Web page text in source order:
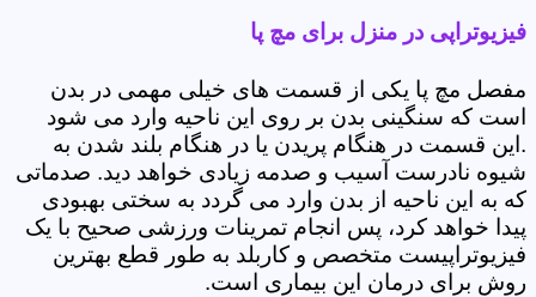
فیزیوتراپی در منزل برای مچ پا
مفصل مچ پا یکی از قسمت های خیلی مهمی در بدن
است که سنگینی بدن بر روی این ناحیه وارد می شود
.این قسمت در هنگام پریدن یا در هنگام بلند شدن به
شیوه نادرست آسیب و صدمه زیادی خواهد دید. صدماتی
که به این ناحیه از بدن وارد می گردد به سختی بهبودی
پیدا خواهد کرد، پس انجام تمرینات ورزشی صحیح با یک
فیزیوتراپیست متخصص و کاربلد به طور قطع بهترین
روش برای درمان این بیماری است.